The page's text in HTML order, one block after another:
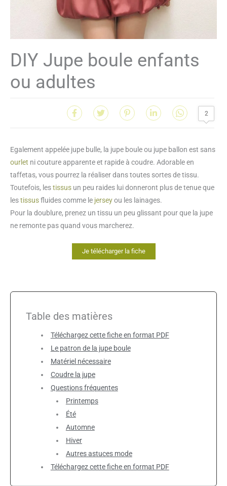
DIY Jupe boule enfants
ou adultes
2
Egalement appelée jupe bulle, la jupe boule ou jupe ballon est sans
ourlet ni couture apparente et rapide à coudre. Adorable en
taffetas, vous pourrez la réaliser dans toutes sortes de tissu.
Toutefois, lestissus un peu raides lui donneront plus de tenue que
lestissusfluides comme le jerseyou les lainages.
Pour la doublure, prenez un tissu un peu glissant pour que la jupe
ne remonte pas quand vous marcherez.
Je télécharger la fiche
Table des matières
Téléchargez cette fiche en format PDF
Le patron de la jupe boule
Matériel nécessaire
Coudre la jupe
Questions fréquentes
Printemps
Été
Automne
Hiver
Autres astuces mode
Téléchargez cette fiche en format PDF